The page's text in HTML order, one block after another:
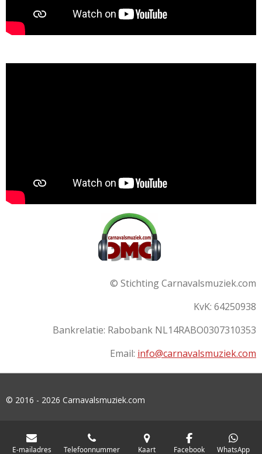
© Stichting Carnavalsmuziek.com
KvK: 64250938
Bankrelatie: Rabobank NL14RABO0307310353
Email: info@carnavalsmuziek.com
© 2016 - 2026 Carnavalsmuziek.com
E-mailadres Telefoonnummer Kaart Facebook WhatsApp